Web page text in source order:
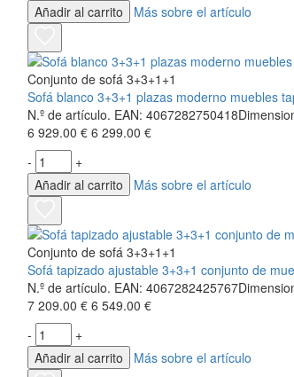
Añadir al carrito
Más sobre el artículo
Conjunto de sofá 3+3+1+1
Sofá blanco 3+3+1 plazas moderno muebles
N.º de artículo. EAN:
6 929.00 € 6 299.00 €
-
+
Añadir al carrito
Más sobre el artículo
Conjunto de sofá 3+3+1+1
Sofá tapizado ajustable 3+3+1 conjunto de
N.º de artículo. EAN:
7 209.00 € 6 549.00 €
-
+
Añadir al carrito
Más sobre el artículo